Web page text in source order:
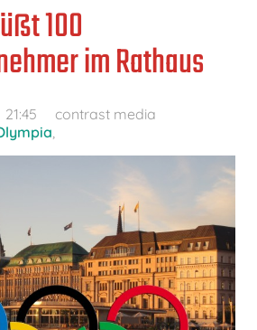
100
im Rathaus
21:45
contrast media